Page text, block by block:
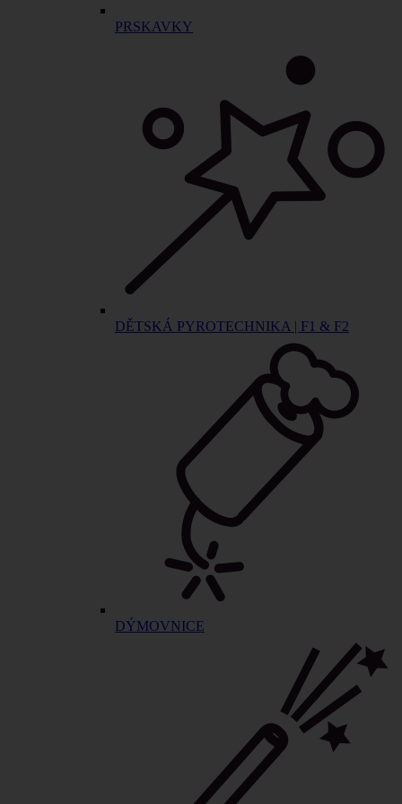
PRSKAVKY
DĚTSKÁ PYROTECHNIKA | F1 & F2
DÝMOVNICE